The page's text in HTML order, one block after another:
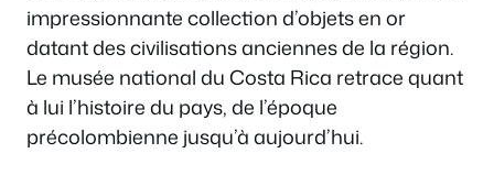
impressionnante collection d’objets en or
datant des civilisations anciennes de la région.
Le musée national du Costa Rica retrace quant
à lui l’histoire du pays, de l’époque
précolombienne jusqu’à aujourd’hui.